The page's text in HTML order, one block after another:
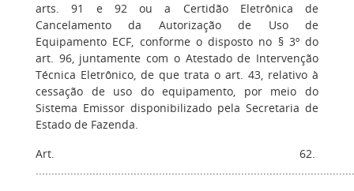
arts. 91 e 92 ou a Certidão Eletrônica de
Cancelamento da Autorização de Uso de
Equipamento ECF, conforme o disposto no § 3º do
art. 96, juntamente com o Atestado de Intervenção
Técnica Eletrônico, de que trata o art. 43, relativo à
cessação de uso do equipamento, por meio do
Sistema Emissor disponibilizado pela Secretaria de
Estado de Fazenda.
Art. 62.